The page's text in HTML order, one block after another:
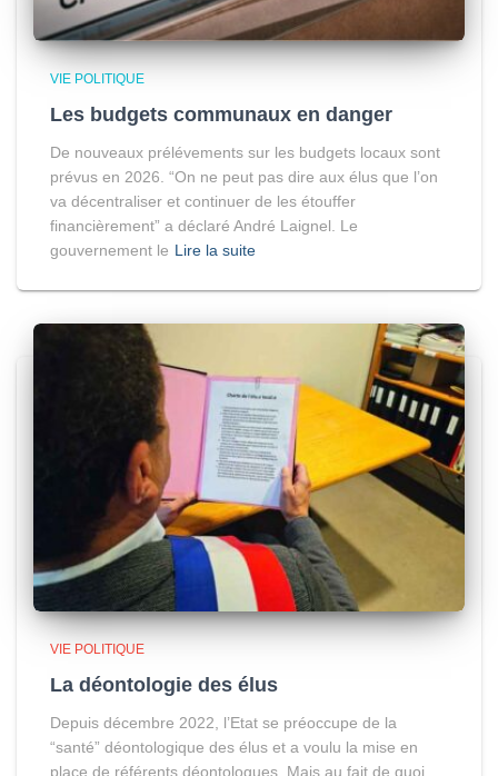
VIE POLITIQUE
Les budgets communaux en danger
De nouveaux prélévements sur les budgets locaux sont
prévus en 2026. “On ne peut pas dire aux élus que l’on
va décentraliser et continuer de les étouffer
financièrement” a déclaré André Laignel. Le
gouvernement le Lire la suite
VIE POLITIQUE
La déontologie des élus
Depuis décembre 2022, l’Etat se préoccupe de la
“santé” déontologique des élus et a voulu la mise en
place de référents déontologues. Mais au fait de quoi